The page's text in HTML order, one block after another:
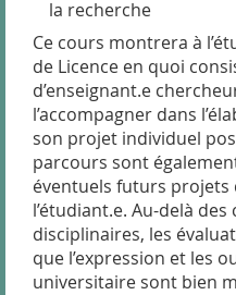
la recherche
Ce cours montrera à
de Licence en quoi
d’enseignant.e
l’accompagner dans
son projet individuel
parcours sont
éventuels futurs projets
l’étudiant.e. Au-delà
disciplinaires, les
que l’expression et les
universitaire sont bien